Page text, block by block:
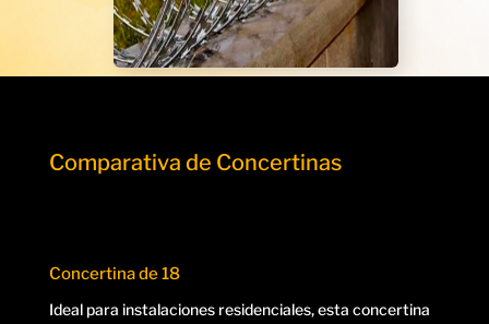
Comparativa de Concertinas
Concertina de 18
Ideal para instalaciones residenciales, esta concertina